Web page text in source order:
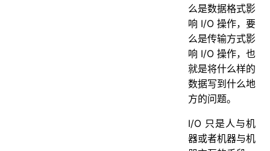
么是数据格式影
响 I/O 操作，要
么是传输方式影
响 I/O 操作，也
就是将什么样的
数据写到什么地
方的问题。
I/O 只是人与机
器或者机器与机